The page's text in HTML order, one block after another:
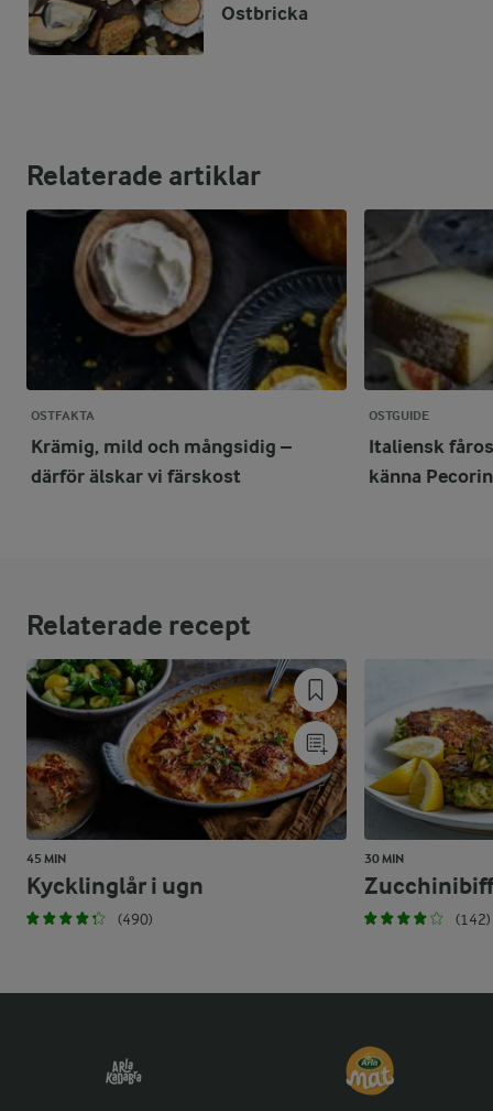
Ostbricka
Relaterade artiklar
OSTFAKTA
Krämig, mild och mångsidig –
därför älskar vi färskost
OSTGUIDE
Italiensk
känna
Relaterade recept
45 MIN
Kycklinglår i ugn
(490)
30 MIN
(142)